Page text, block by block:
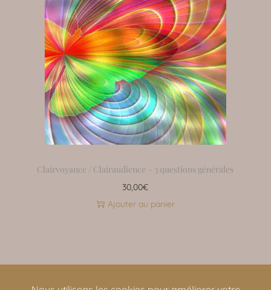
Clairvoyance / Clairaudience – 3 questions générales
30,00€
Ajouter au panier